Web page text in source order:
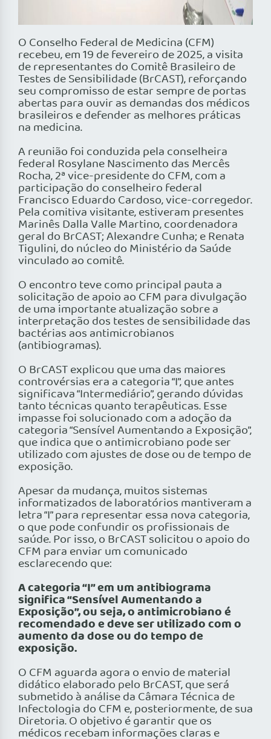
O Conselho Federal de Medicina (CFM)
recebeu, em 19 de fevereiro de 2025, a visita
de representantes do Comitê Brasileiro de
Testes de Sensibilidade (BrCAST), reforçando
seu compromisso de estar sempre de portas
abertas para ouvir as demandas dos médicos
brasileiros e defender as melhores práticas
na medicina.
A reunião foi conduzida pela conselheira
federal Rosylane Nascimento das Mercês
Rocha, 2ª vice-presidente do CFM, com a
participação do conselheiro federal
Francisco Eduardo Cardoso, vice-corregedor.
Pela comitiva visitante, estiveram presentes
Marinês Dalla Valle Martino, coordenadora
geral do BrCAST; Alexandre Cunha; e Renata
Tigulini, do núcleo do Ministério da Saúde
vinculado ao comitê.
O encontro teve como principal pauta a
solicitação de apoio ao CFM para divulgação
de uma importante atualização sobre a
interpretação dos testes de sensibilidade das
bactérias aos antimicrobianos
(antibiogramas).
O BrCAST explicou que uma das maiores
controvérsias era a categoria “I”, que antes
significava “Intermediário”, gerando dúvidas
tanto técnicas quanto terapêuticas. Esse
impasse foi solucionado com a adoção da
categoria “Sensível Aumentando a Exposição”,
que indica que o antimicrobiano pode ser
utilizado com ajustes de dose ou de tempo de
exposição.
Apesar da mudança, muitos sistemas
informatizados de laboratórios mantiveram a
letra “I” para representar essa nova categoria,
o que pode confundir os profissionais de
saúde. Por isso, o BrCAST solicitou o apoio do
CFM para enviar um comunicado
esclarecendo que:
A categoria “I” em um antibiograma
significa “Sensível Aumentando a
Exposição”, ou seja, o antimicrobiano é
recomendado e deve ser utilizado com o
aumento da dose ou do tempo de
exposição.
O CFM aguarda agora o envio de material
didático elaborado pelo BrCAST, que será
submetido à análise da Câmara Técnica de
Infectologia do CFM e, posteriormente, de sua
Diretoria. O objetivo é garantir que os
médicos recebam informações claras e